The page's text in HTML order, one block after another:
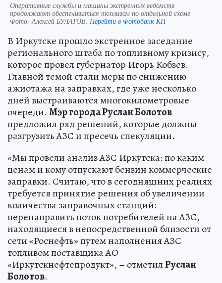
Оперативные службы и машины экстренных ведомств
продолжают обеспечиваться топливом по отдельной схеме
Фото:Алексей БУЛАТОВ. Перейти в Фотобанк КП
В Иркутске прошло экстренное заседание
регионального штаба по топливному кризису,
которое провел губернатор Игорь Кобзев.
Главной темой стали меры по снижению
ажиотажа на заправках, где уже несколько
дней выстраиваются многокилометровые
очереди. Мэр города Руслан Болотов
предложил ряд решений, которые должны
разгрузить АЗС и пресечь спекуляции.
«Мы провели анализ АЗС Иркутска: по каким
ценам и кому отпускают бензин коммерческие
заправки. Считаю, что в сегодняшних реалиях
требуется принятие решения об увеличении
количества заправочных станций:
перенаправить поток потребителей на АЗС,
находящиеся в непосредственной близости от
сети «Роснефть» путем наполнения АЗС
топливом поставщика АО
«Иркутскнефтепродукт», – отметилРуслан
Болотов.